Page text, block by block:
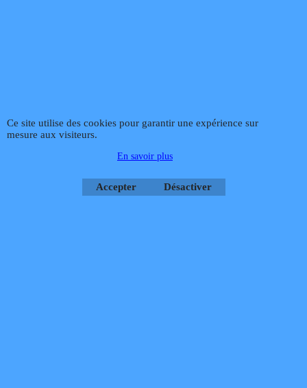
Ce site utilise des cookies pour garantir une expérience sur
mesure aux visiteurs.
En savoir plus
Accepter Désactiver